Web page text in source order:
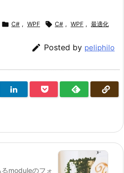
 C# , WPF  C# , WPF , 最適化
 Posted by peliphilo
moduleのフォ